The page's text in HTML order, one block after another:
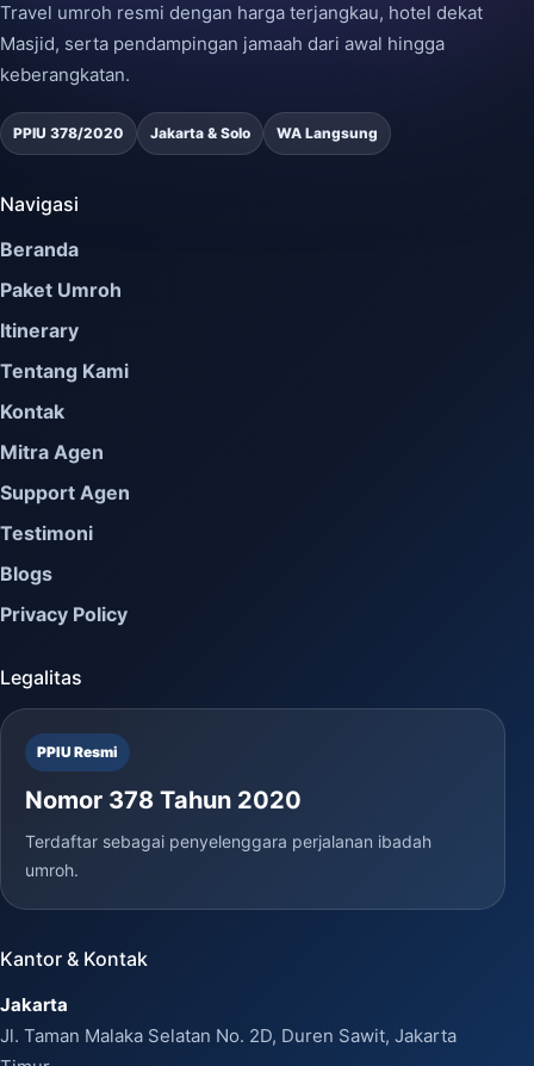
Travel umroh resmi dengan harga terjangkau, hotel dekat
Masjid, serta pendampingan jamaah dari awal hingga
keberangkatan.
PPIU 378/2020 Jakarta & Solo WA Langsung
Navigasi
Beranda
Paket Umroh
Itinerary
Tentang Kami
Kontak
Mitra Agen
Support Agen
Testimoni
Blogs
Privacy Policy
Legalitas
PPIU Resmi
Nomor 378 Tahun 2020
Terdaftar sebagai penyelenggara perjalanan ibadah
umroh.
Kantor & Kontak
Jakarta
Jl. Taman Malaka Selatan No. 2D, Duren Sawit, Jakarta